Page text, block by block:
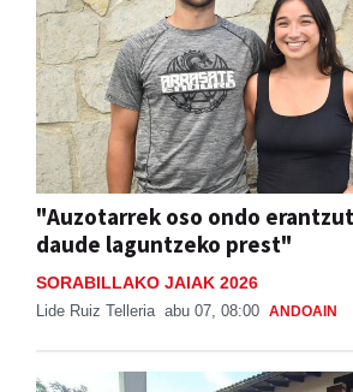
"Auzotarrek oso ondo
daude laguntzeko prest"
SORABILLAKO JAIAK 2026
Lide Ruiz Telleria abu 07, 08:00 ANDOAIN